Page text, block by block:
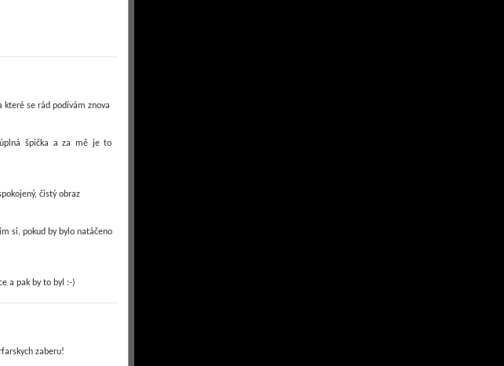
se rád podívám znova
špička a za mě je to
čistý obraz
si, pokud by bylo natáčeno
a pak by to byl :-)
zaberu!